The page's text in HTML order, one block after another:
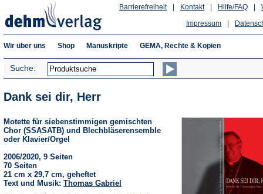
Hilfe/FAQ
Kontakt
Barrierefreiheit
Impressum
Wir über uns Shop Manuskripte GEMA, Rechte & Kopien
Suche:
Dank sei dir, Herr
Motette für siebenstimmigen gemischten
Chor (SSASATB) und Blechbläserensemble
oder Klavier/Orgel
2006/2020, 9 Seiten
70 Seiten
21 cm x 29,7 cm, geheftet
Text und Musik: Thomas Gabriel